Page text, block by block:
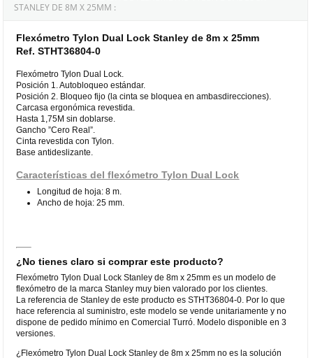
STANLEY DE 8M X 25MM :
Flexómetro Tylon Dual Lock Stanley de 8m x 25mm
Ref. STHT36804-0
Flexómetro Tylon Dual Lock.
Posición 1. Autobloqueo estándar.
Posición 2. Bloqueo fijo (la cinta se bloquea en ambasdirecciones).
Carcasa ergonómica revestida.
Hasta 1,75M sin doblarse.
Gancho ”Cero Real”.
Cinta revestida con Tylon.
Base antideslizante.
Características del flexómetro Tylon Dual Lock
Longitud de hoja: 8 m.
Ancho de hoja: 25 mm.
¿No tienes claro si comprar este producto?
Flexómetro Tylon Dual Lock Stanley de 8m x 25mm es un modelo de
flexómetro de la marca Stanley muy bien valorado por los clientes.
La referencia de Stanley de este producto es STHT36804-0. Por lo que
hace referencia al suministro, este modelo se vende unitariamente y no
dispone de pedido mínimo en Comercial Turró. Modelo disponible en 3
versiones.
¿Flexómetro Tylon Dual Lock Stanley de 8m x 25mm no es la solución